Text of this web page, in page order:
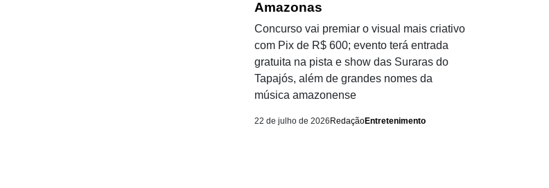
Amazonas
Concurso vai premiar o visual mais criativo
com Pix de R$ 600; evento terá entrada
gratuita na pista e show das Suraras do
Tapajós, além de grandes nomes da
música amazonense
22 de julho de 2026 RedaçãoEntretenimento